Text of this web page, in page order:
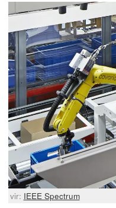
vir: IEEE Spectrum